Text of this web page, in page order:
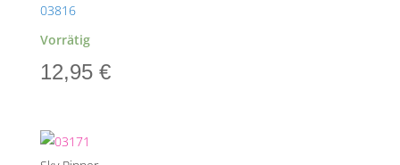
03816
Vorrätig
12,95 €